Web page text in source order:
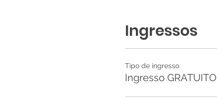
Ingressos
Tipo de ingresso
Ingresso GRATUITO